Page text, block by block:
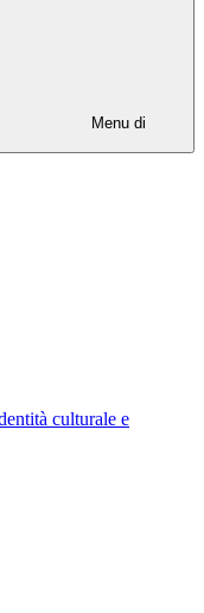
Menu di
culturale e